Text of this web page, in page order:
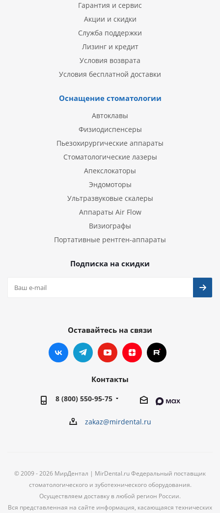
Гарантия и сервис
Акции и скидки
Служба поддержки
Лизинг и кредит
Условия возврата
Условия бесплатной доставки
Оснащение стоматологии
Автоклавы
Физиодиспенсеры
Пьезохирургические аппараты
Стоматологические лазеры
Апекслокаторы
Эндомоторы
Ультразвуковые скалеры
Аппараты Air Flow
Визиографы
Портативные рентген-аппараты
Подписка на скидки
Оставайтесь на связи
Контакты
8 (800) 550-95-75
zakaz@mirdental.ru
© 2009 - 2026 МирДентал | MirDental.ru Федеральный поставщик
стоматологического и зуботехнического оборудования.
Осуществляем доставку в любой регион России.
Вся представленная на сайте информация, касающаяся технических